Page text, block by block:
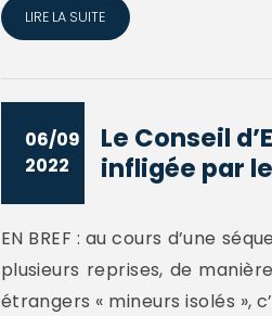
LIRE LA SUITE
06/09
2022
Le Conseil
infligée par
EN BREF : au cours d’une
plusieurs reprises, de
étrangers « mineurs isolés »,